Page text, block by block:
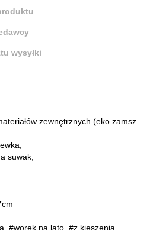
wysyłki
zewnętrznych (eko zamsz
suwak,
#worek na lato #z kieszenią